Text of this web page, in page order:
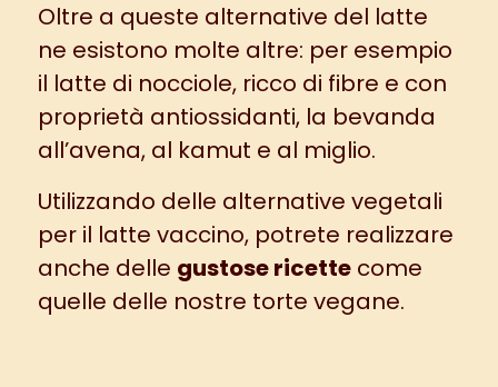
Oltre a queste alternative del latte
ne esistono molte altre: per esempio
il latte di nocciole, ricco di fibre e con
proprietà antiossidanti, la bevanda
all’avena, al kamut e al miglio.
Utilizzando delle alternative vegetali
per il latte vaccino, potrete realizzare
anche delle gustose ricettecome
quelle delle nostre torte vegane.